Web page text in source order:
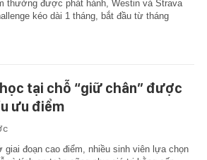
thưởng được phát hành, Westin và Strava
kéo dài 1 tháng, bắt đầu từ tháng
tại chỗ “giữ chân” được
ưu điểm
đoạn cao điểm, nhiều sinh viên lựa chọn